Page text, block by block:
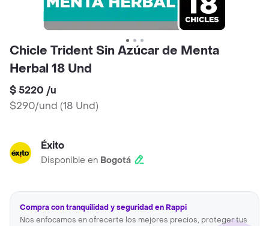
Chicle Trident Sin Azúcar de Menta
Herbal 18 Und
$ 5220 /u
$290/und (18 Und)
Éxito
Disponible en Bogotá
Compra con tranquilidad y seguridad en Rappi
Nos enfocamos en ofrecerte los mejores precios, proteger tus